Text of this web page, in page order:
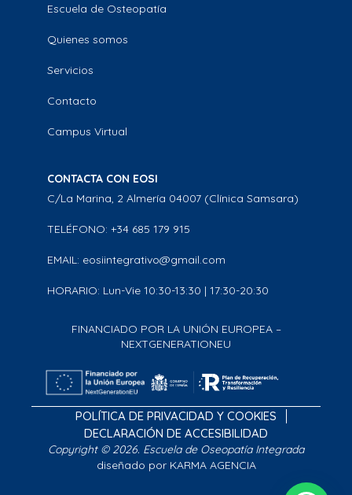
Escuela de Osteopatía
Quienes somos
Servicios
Contacto
Campus Virtual
CONTACTA CON EOSI
C/La Marina, 2 Almería 04007 (Clínica Samsara)
TELÉFONO: +34 685 179 915
EMAIL: eosiintegrativo@gmail.com
HORARIO: Lun-Vie 10:30-13:30 | 17:30-20:30
FINANCIADO POR LA UNIÓN EUROPEA –
NEXTGENERATIONEU
POLÍTICA DE PRIVACIDAD Y COOKIES
DECLARACIÓN DE ACCESIBILIDAD
Copyright © 2026. Escuela de Oseopatía Integrada
diseñado por KARMA AGENCIA